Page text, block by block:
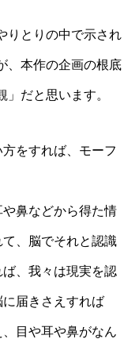
りとりの中で示され
、本作の企画の根底
」だと思います。
をすれば、モーフ
鼻などから得た情
、脳でそれと認識
、我々は現実を認
届きさえすれば
目や耳や鼻がなん